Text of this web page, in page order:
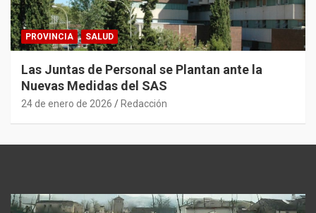
PROVINCIA SALUD
Las Juntas de Personal se Plantan ante la
Nuevas Medidas del SAS
24 de enero de 2026 Redacción